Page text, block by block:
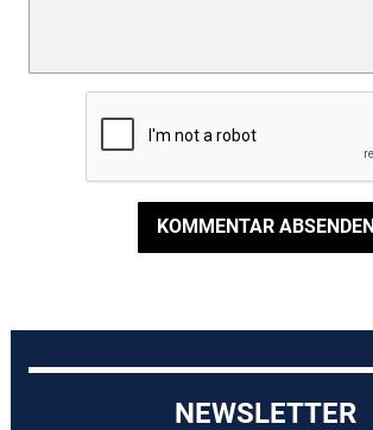
KOMMENTAR ABSENDEN
NEWSLETTER